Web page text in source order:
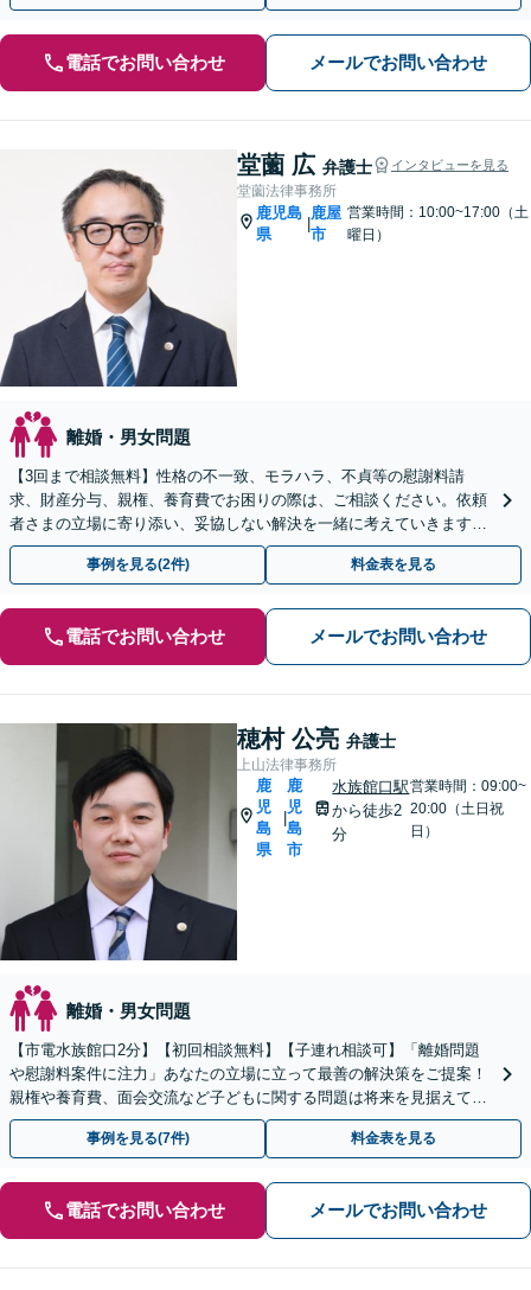
電話でお問い合わせ メールでお問い合わせ
堂薗 広 弁護士 インタビューを見る
堂薗法律事務所
鹿児島
県
鹿屋
市
営業時間：10:00~17:00（土
曜日）
離婚・男女問題
【3回まで相談無料】性格の不一致、モラハラ、不貞等の慰謝料請
求、財産分与、親権、養育費でお困りの際は、ご相談ください。依頼
者さまの立場に寄り添い、妥協しない解決を一緒に考えていきます。
【休日・夜間相談可】【電話・メール・WEB相談可】
事例を見る(2件) 料金表を見る
電話でお問い合わせ メールでお問い合わせ
穂村 公亮 弁護士
上山法律事務所
鹿
児
島
県
鹿
児
島
市
水族館口駅
から徒歩2
分
営業時間：09:00~
20:00（土日祝
日）
離婚・男女問題
【市電水族館口2分】【初回相談無料】【子連れ相談可】「離婚問題
や慰謝料案件に注力」あなたの立場に立って最善の解決策をご提案！
親権や養育費、面会交流など子どもに関する問題は将来を見据えて丁
寧に対応「安心の費用体系／経済状況に応じて柔軟に対応」
事例を見る(7件) 料金表を見る
電話でお問い合わせ メールでお問い合わせ